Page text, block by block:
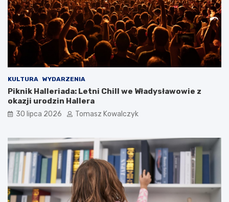
KULTURA WYDARZENIA
Piknik Halleriada: Letni Chill we Władysławowie z
okazji urodzin Hallera
30 lipca 2026 Tomasz Kowalczyk